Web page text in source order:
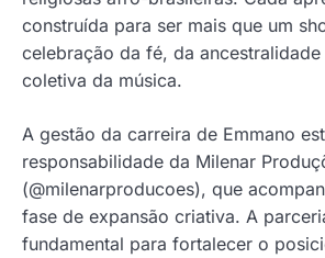
construída para ser mais que um
celebração da fé, da
coletiva da música.
A gestão da carreira de Emmano
responsabilidade da Milenar
(@milenarproducoes), que
fase de expansão criativa. A
fundamental para fortalecer o